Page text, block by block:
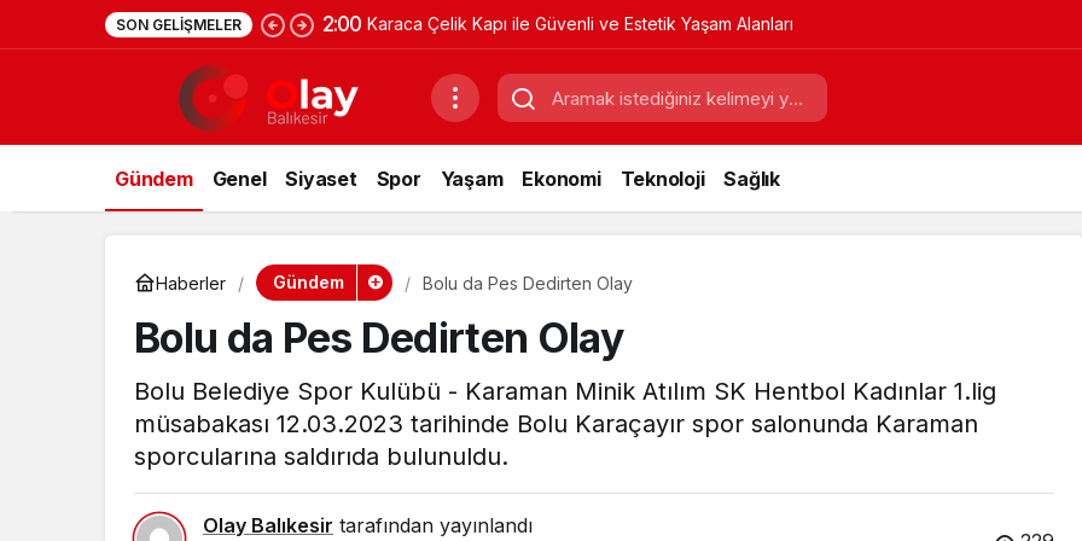
SON GELIŞMELER 2:00 Karaca Çelik Kapı ile Güvenli ve Estetik Yaşam Alanları
Gündem Genel Siyaset Spor Yaşam Ekonomi Teknoloji Sağlık
Haberler Gündem Bolu da Pes Dedirten Olay
Bolu da Pes Dedirten Olay
Bolu Belediye Spor Kulübü - Karaman Minik Atılım SK Hentbol Kadınlar 1.lig
müsabakası 12.03.2023 tarihinde Bolu Karaçayır spor salonunda Karaman
sporcularına saldırıda bulunuldu.
Olay Balıkesir tarafından yayınlandı